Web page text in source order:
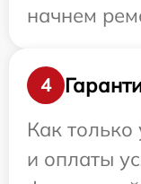
начнем
4
Как только
и оплаты